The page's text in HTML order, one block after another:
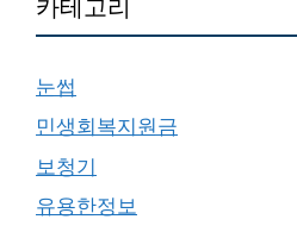
카테고리
눈썹
민생회복지원금
보청기
유용한정보